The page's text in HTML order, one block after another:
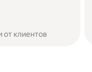
клиентов